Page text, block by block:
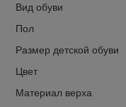
Вид обуви
Пол
Размер детской обуви
Цвет
Материал верха